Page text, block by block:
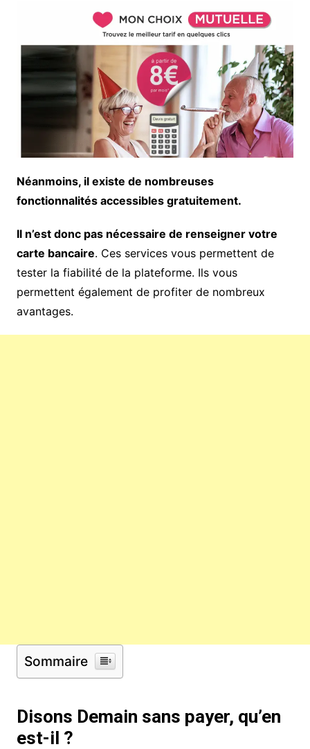
Néanmoins, il existe de nombreuses
fonctionnalités accessibles gratuitement.
Il n’est donc pas nécessaire de renseigner votre
carte bancaire. Ces services vous permettent de
tester la fiabilité de la plateforme. Ils vous
permettent également de profiter de nombreux
avantages.
Sommaire
Disons Demain sans payer, qu’en
est-il ?